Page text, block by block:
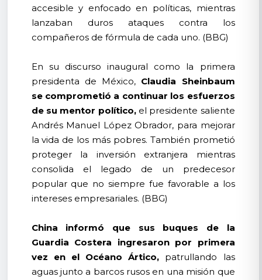
accesible y enfocado en políticas, mientras
lanzaban duros ataques contra los
compañeros de fórmula de cada uno. (BBG)
En su discurso inaugural como la primera
presidenta de México, Claudia Sheinbaum
se comprometió a continuar los esfuerzos
de su mentor político,el presidente saliente
Andrés Manuel López Obrador, para mejorar
la vida de los más pobres. También prometió
proteger la inversión extranjera mientras
consolida el legado de un predecesor
popular que no siempre fue favorable a los
intereses empresariales. (BBG)
China informó que sus buques de la
Guardia Costera ingresaron por primera
vez en el Océano Ártico, patrullando las
aguas junto a barcos rusos en una misión que